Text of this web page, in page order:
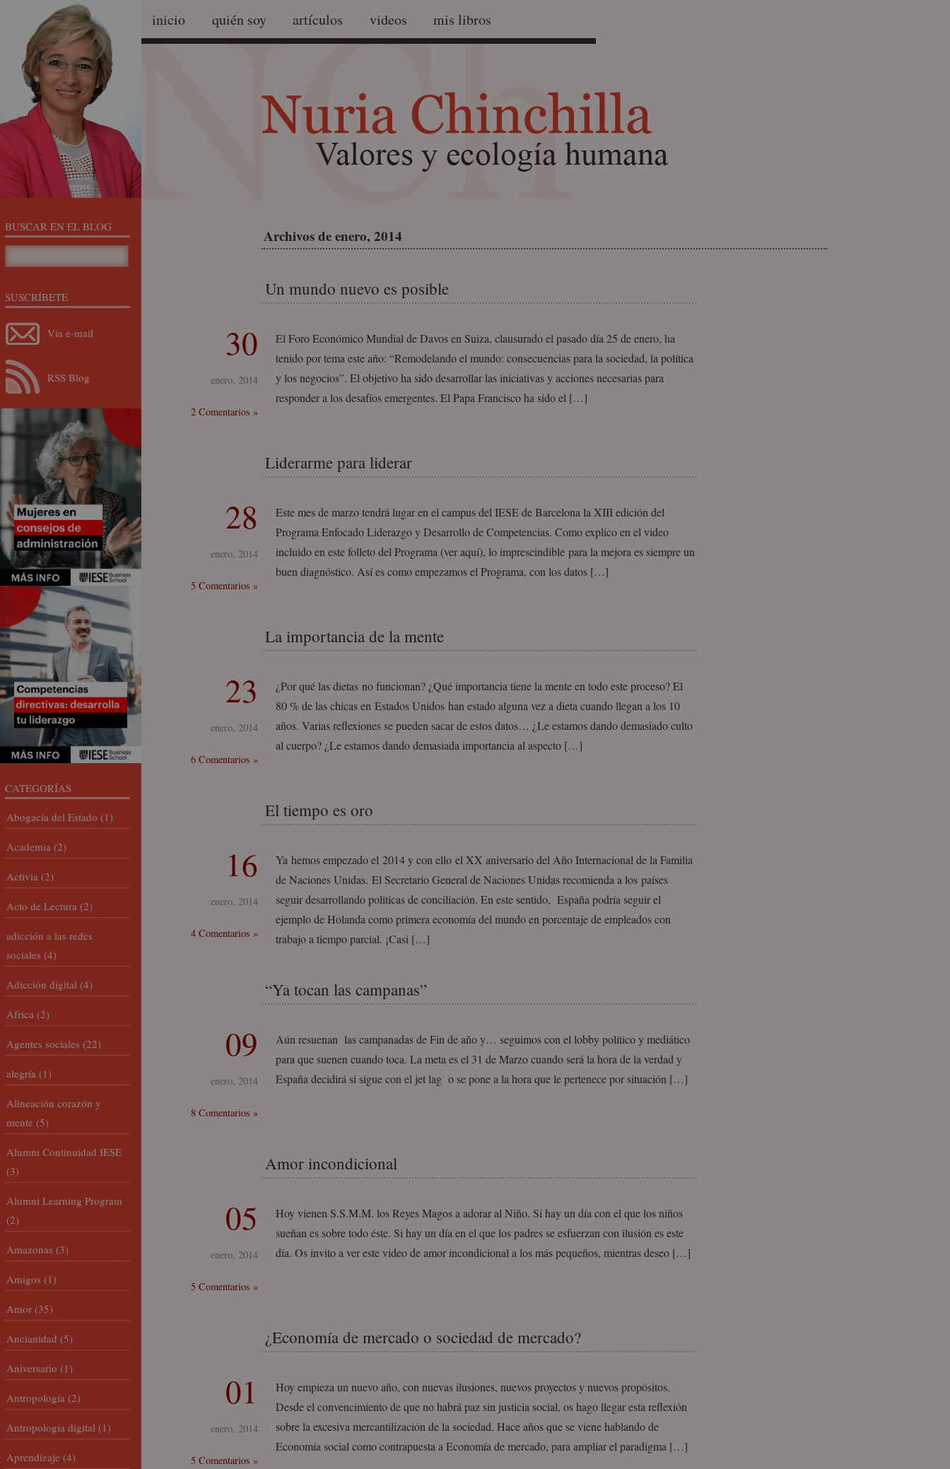
inicio quién soy artículos videos mis libros
Archivos de enero, 2014
Un mundo nuevo es posible
30
enero, 2014
2 Comentarios »
El Foro Económico Mundial de Davos en Suiza, clausurado el pasado día 25 de enero, ha
tenido por tema este año: “Remodelando el mundo: consecuencias para la sociedad, la política
y los negocios”. El objetivo ha sido desarrollar las iniciativas y acciones necesarias para
responder a los desafíos emergentes. El Papa Francisco ha sido el […]
Liderarme para liderar
28
enero, 2014
5 Comentarios »
Este mes de marzo tendrá lugar en el campus del IESE de Barcelona la XIII edición del
Programa Enfocado Liderazgo y Desarrollo de Competencias. Como explico en el video
incluido en este folleto del Programa (ver aquí), lo imprescindible para la mejora es siempre un
buen diagnóstico. Así es como empezamos el Programa, con los datos […]
La importancia de la mente
23
enero, 2014
6 Comentarios »
¿Por qué las dietas no funcionan? ¿Qué importancia tiene la mente en todo este proceso? El
80 % de las chicas en Estados Unidos han estado alguna vez a dieta cuando llegan a los 10
años. Varias reflexiones se pueden sacar de estos datos… ¿Le estamos dando demasiado culto
al cuerpo? ¿Le estamos dando demasiada importancia al aspecto […]
El tiempo es oro
16
enero, 2014
4 Comentarios »
Ya hemos empezado el 2014 y con ello el XX aniversario del Año Internacional de la Familia
de Naciones Unidas. El Secretario General de Naciones Unidas recomienda a los países
seguir desarrollando politicas de conciliación. En este sentido, España podría seguir el
ejemplo de Holanda como primera economía del mundo en porcentaje de empleados con
trabajo a tiempo parcial. ¡Casi […]
“Ya tocan las campanas”
09
enero, 2014
8 Comentarios »
Aún resuenan las campanadas de Fin de año y… seguimos con el lobby político y mediático
para que suenen cuando toca. La meta es el 31 de Marzo cuando será la hora de la verdad y
España decidirá si sigue con el jet lag o se pone a la hora que le pertenece por situación […]
Amor incondicional
05
enero, 2014
5 Comentarios »
Hoy vienen S.S.M.M. los Reyes Magos a adorar al Niño. Si hay un día con el que los niños
sueñan es sobre todo éste. Si hay un día en el que los padres se esfuerzan con ilusión es este
día. Os invito a ver este video de amor incondicional a los más pequeños, mientras deseo […]
¿Economía de mercado o sociedad de mercado?
01
enero, 2014
5 Comentarios »
Hoy empieza un nuevo año, con nuevas ilusiones, nuevos proyectos y nuevos propósitos.
Desde el convencimiento de que no habrá paz sin justicia social, os hago llegar esta reflexión
sobre la excesiva mercantilización de la sociedad. Hace años que se viene hablando de
Economía social como contrapuesta a Economía de mercado, para ampliar el paradigma […]
BUSCAR EN EL BLOG
SUSCRÍBETE
Vía e-mail
RSS Blog
CATEGORÍAS
Abogacía del Estado (1)
Academia (2)
Activia (2)
Acto de Lectura (2)
adicción a las redes
sociales (4)
Adicción digital (4)
Africa (2)
Agentes sociales (22)
alegría (1)
Alineación corazón y
mente (5)
Alumni Continuidad IESE
(3)
Alumni Learning Program
(2)
Amazonas (3)
Amigos (1)
Amor (35)
Ancianidad (5)
Aniversario (1)
Antropología (2)
Antropología digital (1)
Aprendizaje (4)